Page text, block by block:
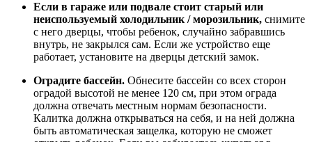
Если в гараже или подвале стоит старый или
неиспользуемый холодильник / морозильник, снимите
с него дверцы, чтобы ребенок, случайно забравшись
внутрь, не закрылся сам. Если же устройство еще
работает, установите на дверцы детский замок.
Оградите бассейн. Обнесите бассейн со всех сторон
оградой высотой не менее 120 см, при этом ограда
должна отвечать местным нормам безопасности.
Калитка должна открываться на себя, и на ней должна
быть автоматическая защелка, которую не сможет